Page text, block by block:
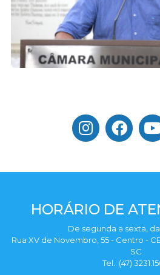
HORÁRIO DE
De segunda a sexta,
Rua XV de Novembro, 55 - Centro -
SC
Tel.: (47)